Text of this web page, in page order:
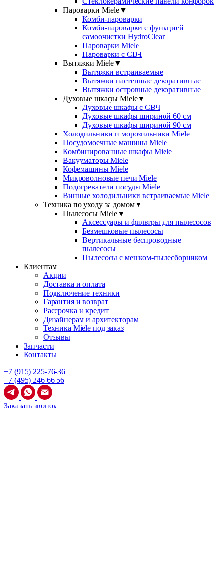
Пароварки Miele▼
Комби-пароварки
Комби-пароварки с функцией
самоочистки HydroClean
Пароварки Miele
Пароварки с СВЧ
Вытяжки Miele▼
Вытяжки встраиваемые
Вытяжки настенные декоративные
Вытяжки островные декоративные
Духовые шкафы Miele▼
Духовые шкафы с СВЧ
Духовые шкафы шириной 60 см
Духовые шкафы шириной 90 см
Холодильники и морозильники Miele
Посудомоечные машины Miele
Комбинированные шкафы Miele
Вакууматоры Miele
Кофемашины Miele
Микроволновые печи Miele
Подогреватели посуды Miele
Винные холодильники встраиваемые Miele
Техника по уходу за домом▼
Пылесосы Miele▼
Аксессуары и фильтры для пылесосов
Безмешковые пылесосы
Вертикальные беспроводные
пылесосы
Пылесосы с мешком-пылесборником
Клиентам
Акции
Доставка и оплата
Подключение техники
Гарантия и возврат
Рассрочка и кредит
Дизайнерам и архитекторам
Техника Miele под заказ
Отзывы
Запчасти
Контакты
+7 (915) 225-76-36
+7 (495) 246 66 56
Заказать звонок